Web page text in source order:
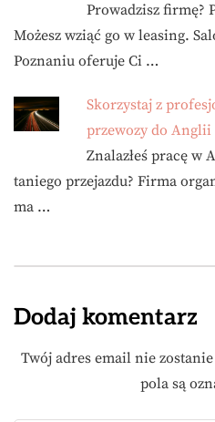
Prowadzisz firmę?
Możesz wziąć go w leasing.
Poznaniu oferuje Ci …
Skorzystaj z
przewozy do Anglii
Znalazłeś pracę w
taniego przejazdu? Firma
ma …
Dodaj komentarz
Twój adres email nie
pola są